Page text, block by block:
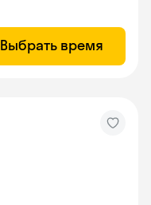
Выбрать время